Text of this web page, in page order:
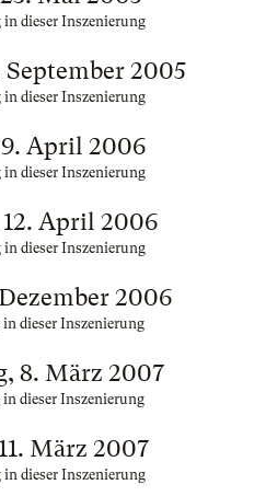
dieser Inszenierung
2005
dieser Inszenierung
April 2006
dieser Inszenierung
April 2006
dieser Inszenierung
2006
dieser Inszenierung
8. März 2007
dieser Inszenierung
März 2007
dieser Inszenierung